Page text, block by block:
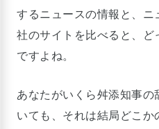
するニュースの情報と、ニ
社のサイトを比べると、
ですよね。
あなたがいくら舛添知事
いても、それは結局どこ